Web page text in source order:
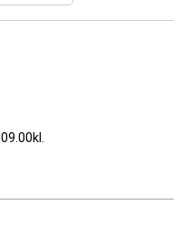
09.00kl.